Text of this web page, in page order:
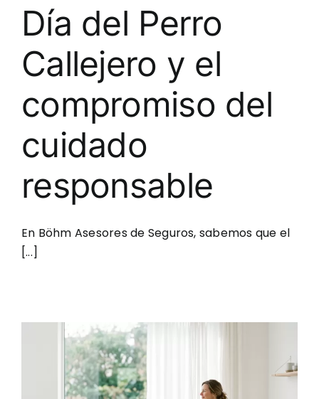
Día del Perro
Callejero y el
compromiso del
cuidado
responsable
En Böhm Asesores de Seguros, sabemos que el
[...]